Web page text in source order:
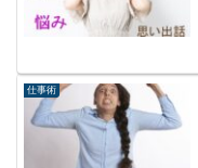
仕事術